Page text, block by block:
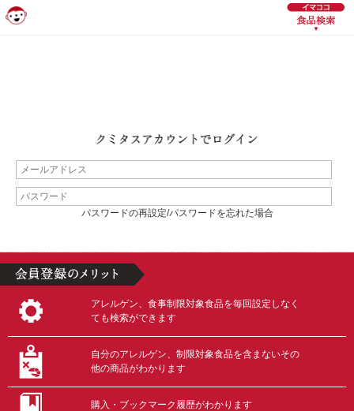
パスワードの再設定/パスワードを忘れた場合
アレルゲン、食事制限対象食品を毎回設定しなく
ても検索ができます
自分のアレルゲン、制限対象食品を含まないその
他の商品がわかります
購入・ブックマーク履歴がわかります